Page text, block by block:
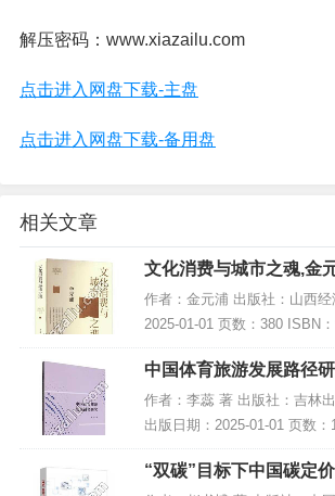
解压密码：www.xiazailu.com
点击进入网盘下载-主盘
点击进入网盘下载-备用盘
相关文章
文化消费与城市之魂,金
载,网盘资源
作者：金元浦 出版社：山西经
2025-01-01 页数：380 ISBN
书大小：204MB [高清扫描版
著作《...
中国体育旅游发展路径
书下载,网盘资源
作者：李蕊 著 出版社：吉林
出版日期：2025-01-01 页数
56983 电子书大小：239MB [
内容简...
“双碳”目标下中国碳定